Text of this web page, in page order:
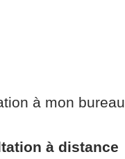
à mon bureau
à distance